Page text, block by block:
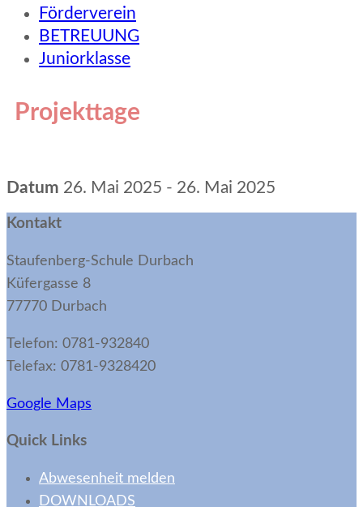
Förderverein
BETREUUNG
Juniorklasse
Projekttage
Datum 26. Mai 2025 - 26. Mai 2025
Kontakt
Staufenberg-Schule Durbach
Küfergasse 8
77770 Durbach
Telefon: 0781-932840
Telefax: 0781-9328420
Google Maps
Quick Links
Abwesenheit melden
DOWNLOADS